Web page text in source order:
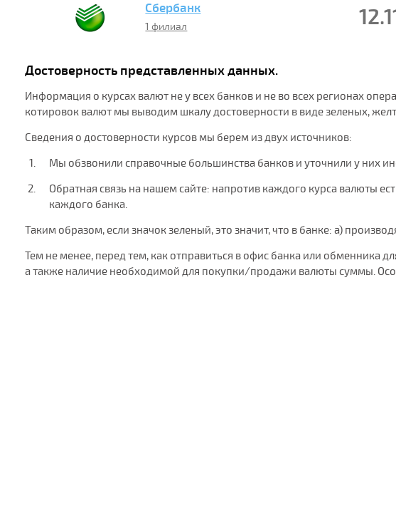
Сбербанк
1 филиал
Достоверность представленных данных.
Информация о курсах валют не у всех банков и не во всех регионах
котировок валют мы выводим шкалу достоверности в виде зеленых,
Сведения о достоверности курсов мы берем из двух источников:
Мы обзвонили справочные большинства банков и уточнили у
Обратная связь на нашем сайте: напротив каждого курса валюты
каждого банка.
Таким образом, если значок зеленый, это значит, что в банке: а)
Тем не менее, перед тем, как отправиться в офис банка или обменника
а также наличие необходимой для покупки/продажи валюты суммы.